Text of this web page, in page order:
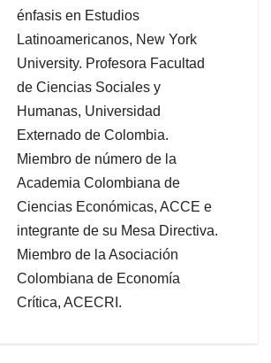
énfasis en Estudios
Latinoamericanos, New York
University. Profesora Facultad
de Ciencias Sociales y
Humanas, Universidad
Externado de Colombia.
Miembro de número de la
Academia Colombiana de
Ciencias Económicas, ACCE e
integrante de su Mesa Directiva.
Miembro de la Asociación
Colombiana de Economía
Crítica, ACECRI.